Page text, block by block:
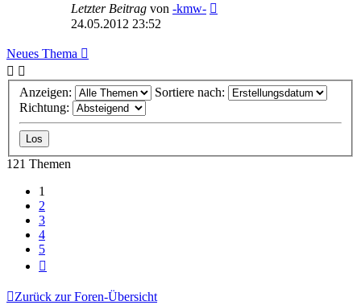
Letzter Beitrag von -kmw-
24.05.2012 23:52
Neues Thema
Anzeigen:
Sortiere nach:
Richtung:
121 Themen
1
2
3
4
5
Zurück zur Foren-Übersicht